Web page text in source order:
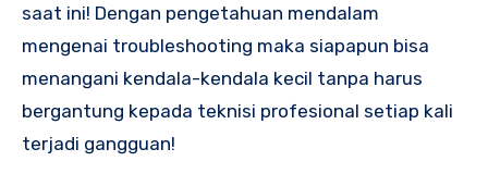
saat ini! Dengan pengetahuan mendalam
mengenai troubleshooting maka siapapun bisa
menangani kendala-kendala kecil tanpa harus
bergantung kepada teknisi profesional setiap kali
terjadi gangguan!